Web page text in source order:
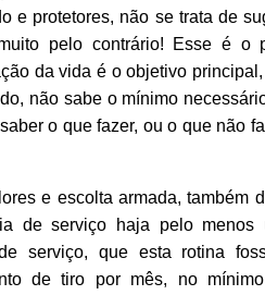
e protetores, não se trata de
pelo contrário! Esse é o
da vida é o objetivo
não sabe o mínimo
o que fazer, ou o que não
e escolta armada, também
de serviço haja pelo menos
serviço, que esta rotina
de tiro por mês, no